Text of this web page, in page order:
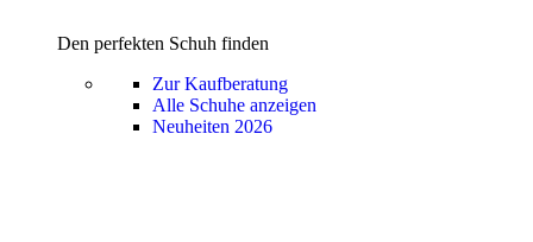
Den perfekten Schuh finden
Zur Kaufberatung
Alle Schuhe anzeigen
Neuheiten 2026